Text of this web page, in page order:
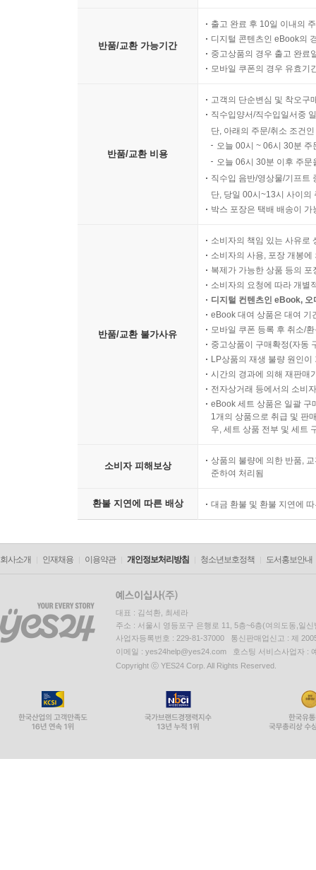
반품/교환 가능기간
출고 완료 후 10일 이내의
디지털 콘텐츠인 eBook의
중고상품의 경우 출고 완료
모바일 쿠폰의 경우 유효기
반품/교환 비용
고객의 단순변심 및 착오구
직수입양서/직수입일서중
단, 아래의 주문/취소 조건
오늘 00시 ~ 06시 30분
오늘 06시 30분 이후 주
직수입 음반/영상물/기프트
단, 당일 00시~13시 사이의
박스 포장은 택배 배송이
반품/교환 불가사유
소비자의 책임 있는 사유로
소비자의 사용, 포장 개봉
복제가 가능한 상품 등의
소비자의 요청에 따라 개별
디지털 컨텐츠인 eBook,
eBook 대여 상품은 대여 기
모바일 쿠폰 등록 후 취소/
중고상품이 구매확정(자동
LP상품의 재생 불량 원인
시간의 경과에 의해 재판매
전자상거래 등에서의 소비
eBook 세트 상품은 일괄 구
1개의 상품으로 취급 및 판
우, 세트 상품 전부 및 세트
소비자 피해보상
상품의 불량에 의한 반품,
준하여 처리됨
환불 지연에 따른 배상 대금 환불 및 환불 지연에
회사소개 인재채용 이용약관 개인정보처리방침 청소년보호정책 도서홍보안내
대표 : 김석환, 최세라
주소 : 서울시 영등포구 은행로 11, 5층~6층(여의도동,일신
사업자등록번호 : 229-81-37000 통신판매업신고 : 제
이메일 : yes24help@yes24.com 호스팅 서비스사업자 :
Copyright ⓒ YES24 Corp. All Rights Reserved.